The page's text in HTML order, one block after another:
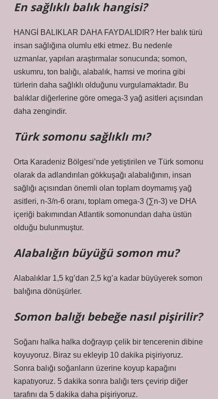
En sağlıklı balık hangisi?
HANGİ BALIKLAR DAHA FAYDALIDIR? Her balık türü
insan sağlığına olumlu etki etmez. Bu nedenle
uzmanlar, yapılan araştırmalar sonucunda; somon,
uskumru, ton balığı, alabalık, hamsi ve morina gibi
türlerin daha sağlıklı olduğunu vurgulamaktadır. Bu
balıklar diğerlerine göre omega-3 yağ asitleri açısından
daha zengindir.
Türk somonu sağlıklı mı?
Orta Karadeniz Bölgesi’nde yetiştirilen ve Türk somonu
olarak da adlandırılan gökkuşağı alabalığının, insan
sağlığı açısından önemli olan toplam doymamış yağ
asitleri, n-3/n-6 oranı, toplam omega-3 (∑n-3) ve DHA
içeriği bakımından Atlantik somonundan daha üstün
olduğu bulunmuştur.
Alabalığın büyüğü somon mu?
Alabalıklar 1,5 kg’dan 2,5 kg’a kadar büyüyerek somon
balığına dönüşürler.
Somon balığı bebeğe nasıl pişirilir?
Soğanı halka halka doğrayıp çelik bir tencerenin dibine
koyuyoruz. Biraz su ekleyip 10 dakika pişiriyoruz.
Sonra balığı soğanların üzerine koyup kapağını
kapatıyoruz. 5 dakika sonra balığı ters çevirip diğer
tarafını da 5 dakika daha pişiriyoruz.